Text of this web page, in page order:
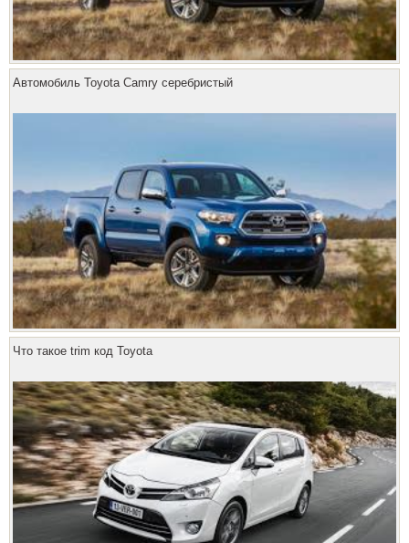
Автомобиль Toyota Camry серебристый
Что такое trim код Toyota